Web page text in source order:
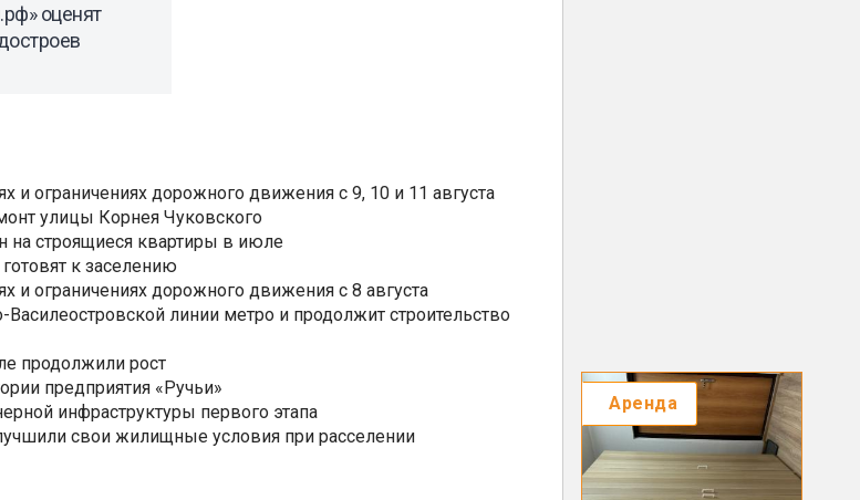
оценят
ограничениях дорожного движения с 9, 10 и 11 августа
улицы Корнея Чуковского
на строящиеся квартиры в июле
к заселению
и ограничениях дорожного движения с 8 августа
линии метро и продолжит строительство
продолжили рост
предприятия «Ручьи»
инфраструктуры первого этапа
свои жилищные условия при расселении
Аренда